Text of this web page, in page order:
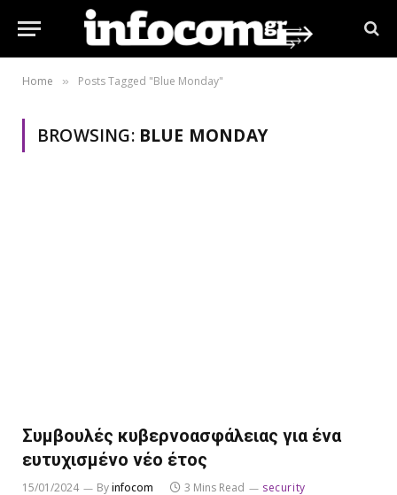
Home » Posts Tagged "Blue Monday"
BROWSING: BLUE MONDAY
Συμβουλές κυβερνοασφάλειας για ένα
ευτυχισμένο νέο έτος
15/01/2024 Byinfocom 3 Mins Read security